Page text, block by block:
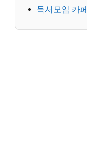
독서모임 카